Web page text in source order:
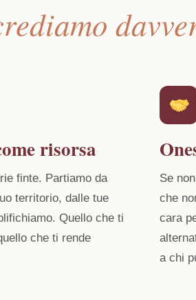
risorsa
finte. Partiamo da
territorio, dalle tue
Quello che ti
che ti rende
Se
che
cara
a chi